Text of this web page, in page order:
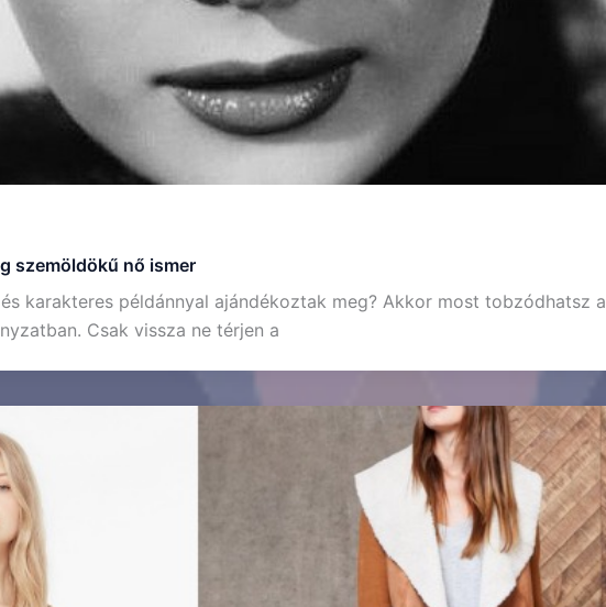
szemöldökű nő ismer
karakteres példánnyal ajándékoztak meg? Akkor most tobzódhatsz a
Csak vissza ne térjen a